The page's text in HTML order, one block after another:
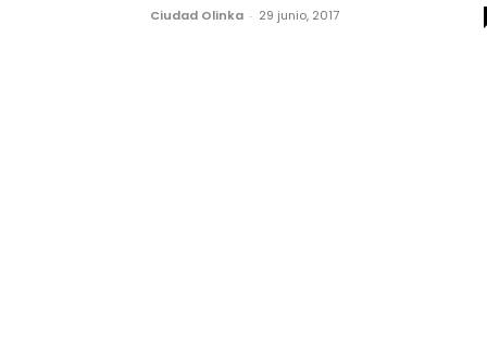
Ciudad Olinka - 29 junio, 2017